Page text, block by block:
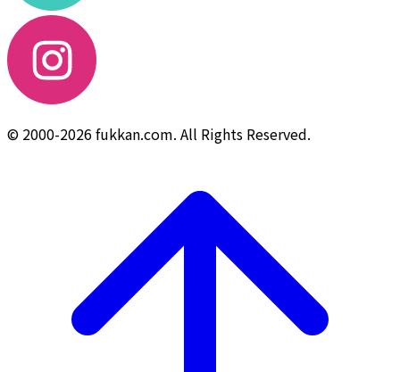
© 2000-2026 fukkan.com. All Rights Reserved.